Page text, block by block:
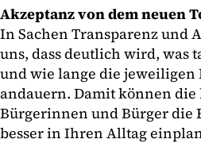
Akzeptanz von dem neuen
In Sachen Transparenz und
uns, dass deutlich wird, was
und wie lange die jeweiligen
andauern. Damit können die
Bürgerinnen und Bürger die
besser in Ihren Alltag